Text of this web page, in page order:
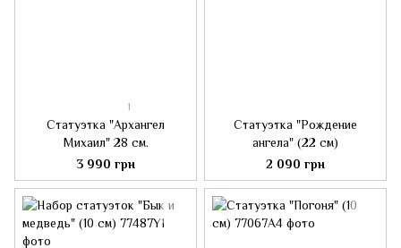
1
Статуэтка "Архангел
Михаил" 28 см.
3 990 грн
Статуэтка "Рождение
ангела" (22 см)
2 090 грн